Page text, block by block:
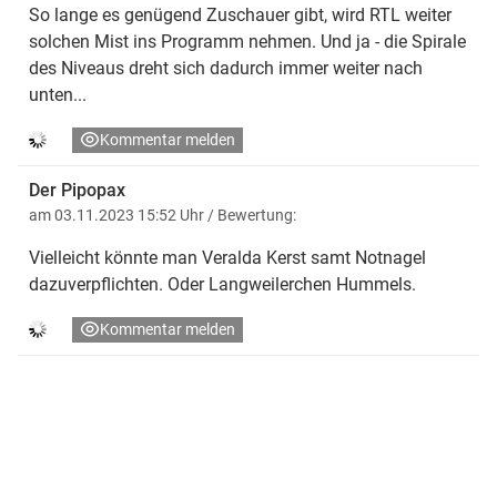
So lange es genügend Zuschauer gibt, wird RTL weiter
solchen Mist ins Programm nehmen. Und ja - die Spirale
des Niveaus dreht sich dadurch immer weiter nach
unten...
Kommentar melden
Der Pipopax
am 03.11.2023 15:52 Uhr / Bewertung:
Vielleicht könnte man Veralda Kerst samt Notnagel
dazuverpflichten. Oder Langweilerchen Hummels.
Kommentar melden